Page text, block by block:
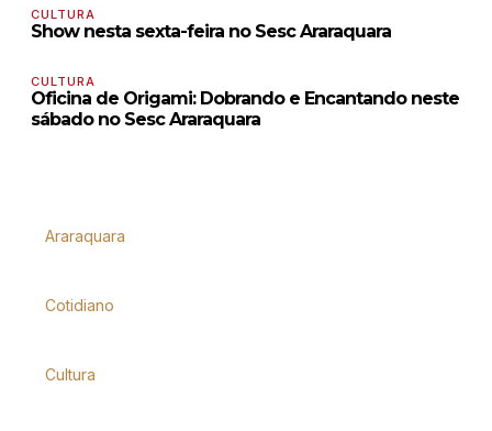
CULTURA
Show nesta sexta-feira no Sesc Araraquara
CULTURA
Oficina de Origami: Dobrando e Encantando neste
sábado no Sesc Araraquara
Araraquara
Cotidiano
Cultura